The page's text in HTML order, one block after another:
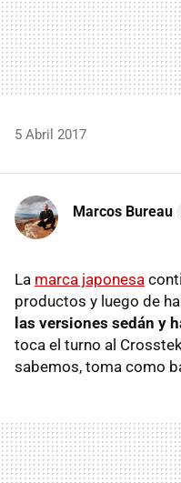
5 Abril 2017
Marcos Bureau
La marca japonesa
productos y luego de
las versiones sedán y
toca el turno al
sabemos, toma como